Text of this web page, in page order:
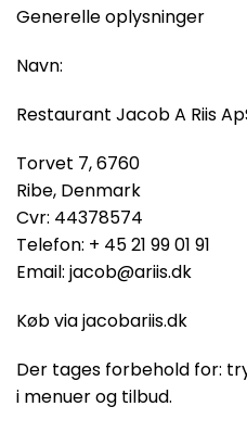
Generelle oplysninger
Navn:
Restaurant Jacob A Riis
Torvet 7, 6760
Ribe, Denmark
Cvr: 44378574
Telefon: + 45 21 99 01 91
Email: jacob@ariis.dk
Køb via jacobariis.dk
Der tages forbehold for:
i menuer og tilbud.